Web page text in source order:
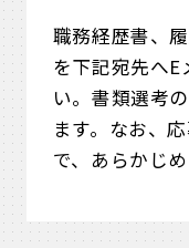
職務経歴書、
を下記宛先へE
い。書類選考
ます。なお、
で、あらかじ